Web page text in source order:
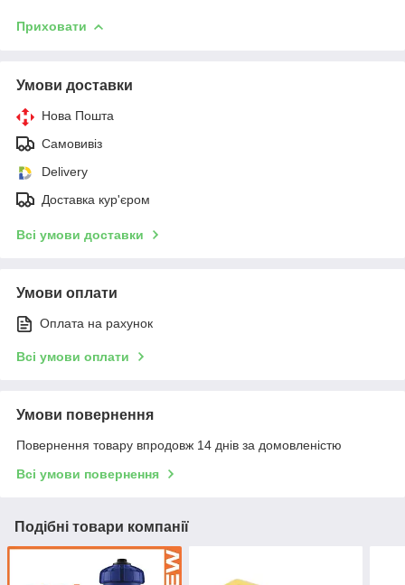
Приховати
Умови доставки
Нова Пошта
Самовивіз
Delivery
Доставка кур'єром
Всі умови доставки
Умови оплати
Оплата на рахунок
Всі умови оплати
Умови повернення
Повернення товару впродовж 14 днів за домовленістю
Всі умови повернення
Подібні товари компанії